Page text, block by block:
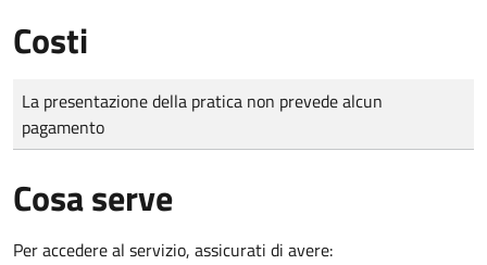
Costi
Tipo di pagamento
Importo
La presentazione della pratica non prevede alcun
pagamento
Cosa serve
Per accedere al servizio, assicurati di avere: